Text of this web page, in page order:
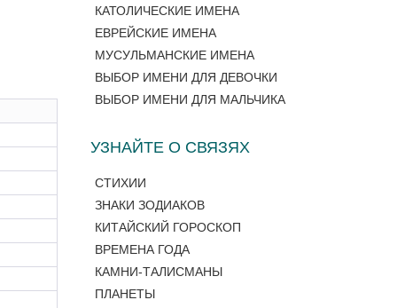
КАТОЛИЧЕСКИЕ ИМЕНА
ЕВРЕЙСКИЕ ИМЕНА
МУСУЛЬМАНСКИЕ ИМЕНА
ВЫБОР ИМЕНИ ДЛЯ ДЕВОЧКИ
ВЫБОР ИМЕНИ ДЛЯ МАЛЬЧИКА
УЗНАЙТЕ О СВЯЗЯХ
СТИХИИ
ЗНАКИ ЗОДИАКОВ
КИТАЙСКИЙ ГОРОСКОП
ВРЕМЕНА ГОДА
КАМНИ-ТАЛИСМАНЫ
ПЛАНЕТЫ